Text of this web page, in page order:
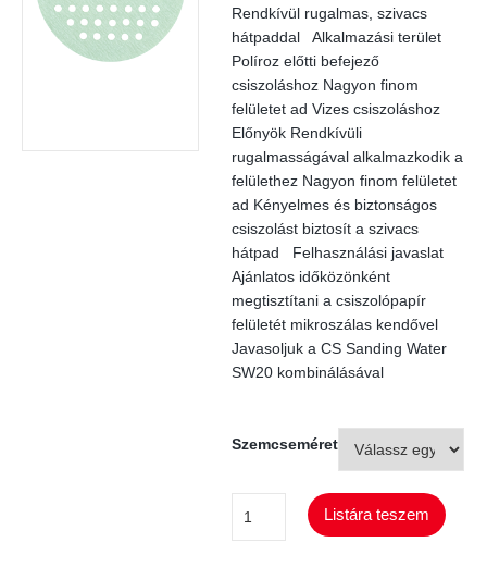
Rendkívül rugalmas, szivacs
hátpaddal Alkalmazási terület
Políroz előtti befejező
csiszoláshoz Nagyon finom
felületet ad Vizes csiszoláshoz
Előnyök Rendkívüli
rugalmasságával alkalmazkodik a
felülethez Nagyon finom felületet
ad Kényelmes és biztonságos
csiszolást biztosít a szivacs
hátpad Felhasználási javaslat
Ajánlatos időközönként
megtisztítani a csiszolópapír
felületét mikroszálas kendővel
Javasoljuk a CS Sanding Water
SW20 kombinálásával
Szemcseméret
ProFlex
Jupiter
Listára teszem